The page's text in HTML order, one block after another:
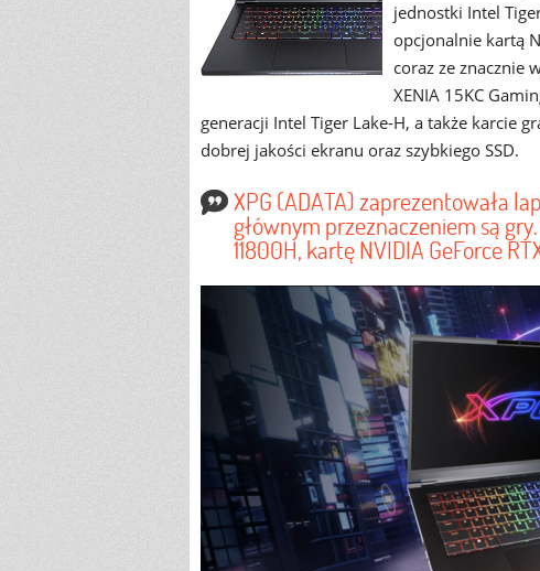
jednostki Intel
opcjonalnie kartą
coraz ze znacznie
XENIA 15KC
generacji Intel Tiger Lake-H, a także karcie
dobrej jakości ekranu oraz szybkiego SSD.
XPG (ADATA) zaprezentowała
głównym przeznaczeniem są
11800H, kartę NVIDIA GeForce